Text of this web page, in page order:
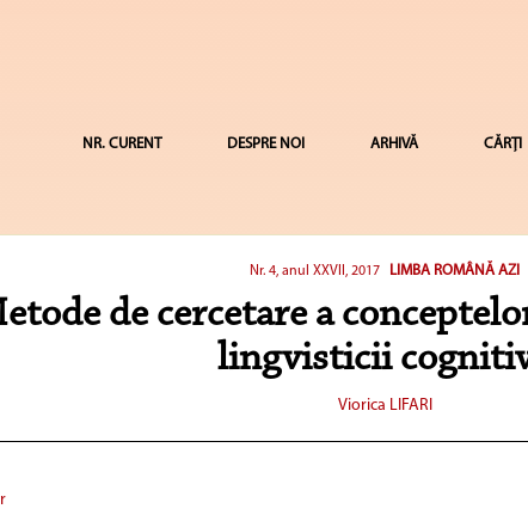
NR. CURENT DESPRE NOI ARHIVĂ CĂRȚI
Nr. 4, anul XXVII, 2017 LIMBA ROMÂNĂ AZI
de cercetare a
lingvisticii
Viorica LIFARI